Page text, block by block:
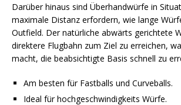
Darüber hinaus sind Überhandwürfe in
maximale Distanz erfordern, wie lange
Outfield. Der natürliche abwärts gerichtete
direktere Flugbahn zum Ziel zu erreichen,
macht, die beabsichtigte Basis schnell zu
Am besten für Fastballs und Curveballs.
Ideal für hochgeschwindigkeits Würfe.